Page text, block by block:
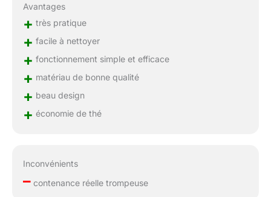
Avantages
+ très pratique
+ facile à nettoyer
+ fonctionnement simple et efficace
+ matériau de bonne qualité
+ beau design
+ économie de thé
Inconvénients
–contenance réelle trompeuse